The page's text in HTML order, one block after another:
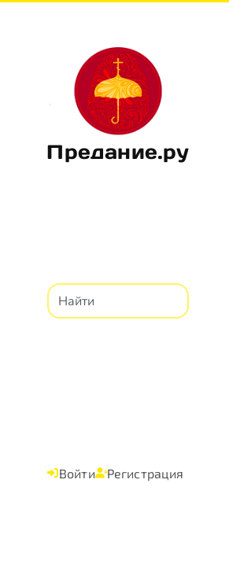
Предание.ру
Войти Регистрация